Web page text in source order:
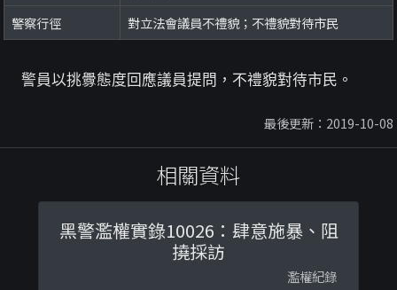
警察行徑
對立法會議員不禮貌；不禮貌對待市民
警員以挑釁態度回應議員提問，不禮貌對待市民。
最後更新：2019-10-08
相關資料
黑警濫權實錄10026：肆意施暴、阻
撓採訪
濫權紀錄